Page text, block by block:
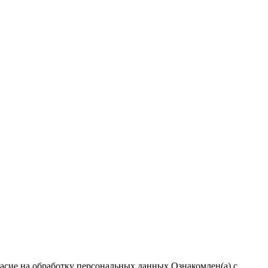
на обработку персональных данных Ознакомлен(а) с